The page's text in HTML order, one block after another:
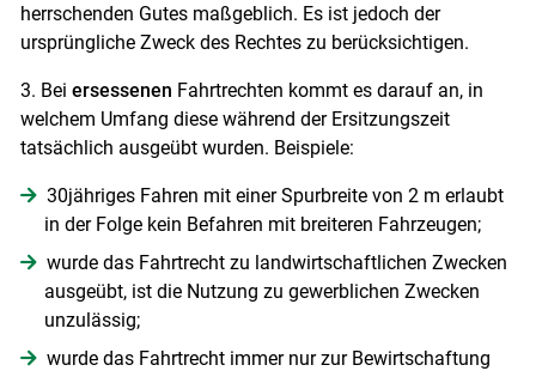
herrschenden Gutes maßgeblich. Es ist jedoch der
ursprüngliche Zweck des Rechtes zu berücksichtigen.
3. Bei ersessenen Fahrtrechten kommt es darauf an, in
welchem Umfang diese während der Ersitzungszeit
tatsächlich ausgeübt wurden. Beispiele:
30jähriges Fahren mit einer Spurbreite von 2 m erlaubt
in der Folge kein Befahren mit breiteren Fahrzeugen;
wurde das Fahrtrecht zu landwirtschaftlichen Zwecken
ausgeübt, ist die Nutzung zu gewerblichen Zwecken
unzulässig;
wurde das Fahrtrecht immer nur zur Bewirtschaftung